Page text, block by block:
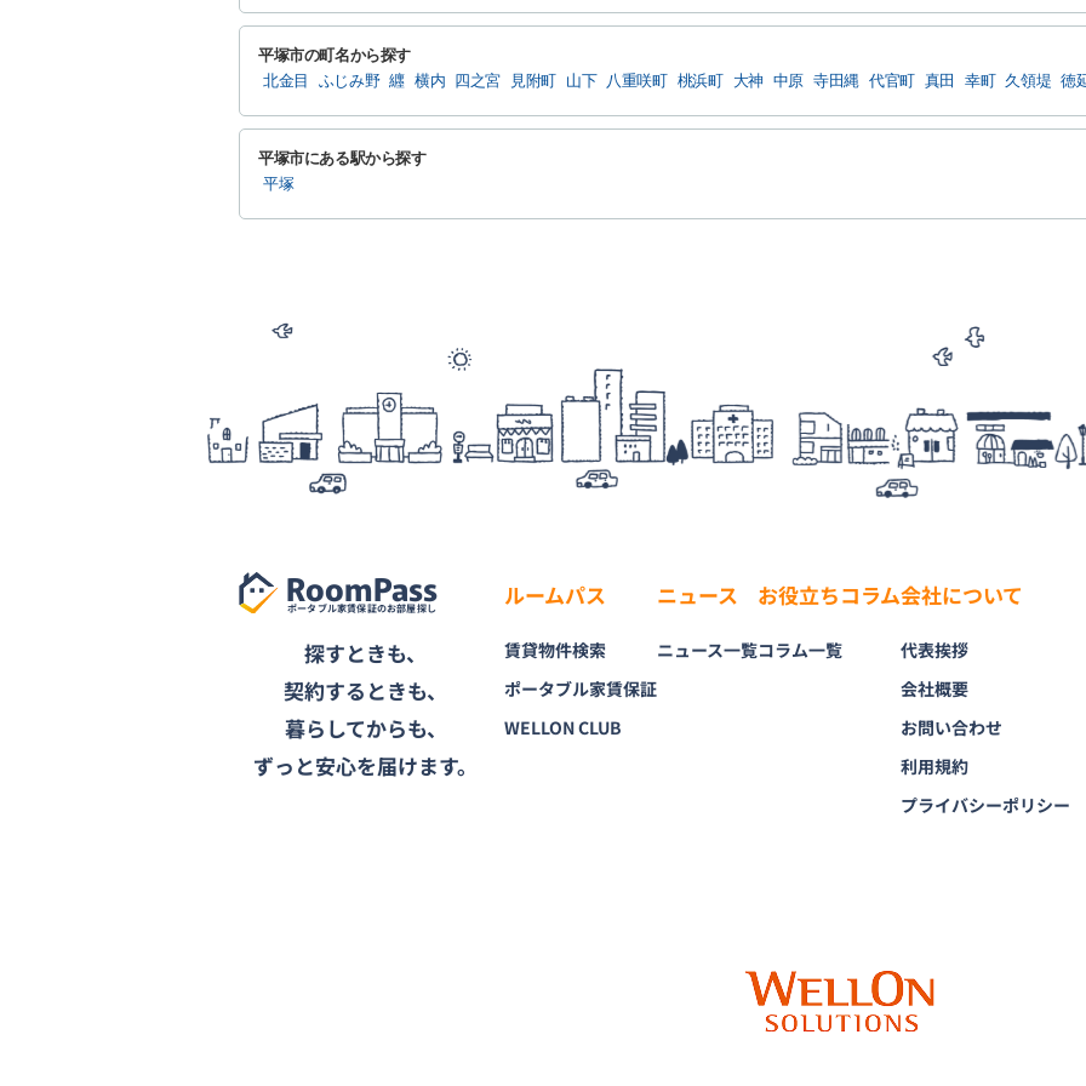
平塚市の町名から探す
北金目 ふじみ野 纒 横内 四之宮 見附町 山下 八重咲町 桃浜町 大神 中原 寺田縄 代官町 真田 幸町 久領堤 徳
平塚市にある駅から探す
平塚
RoomPass
ポータブル家賃保証のお部屋探し
探すときも、
契約するときも、
暮らしてからも、
ずっと安心を届けます。
ルームパス
賃貸物件検索
ポータブル家賃保証
WELLON CLUB
ニュース
ニュース一覧
お役立ちコラム
コラム一覧
会社について
代表挨拶
会社概要
お問い合わせ
利用規約
プライバシーポリシー